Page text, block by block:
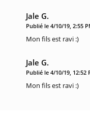
Jale G.
Publié le 4/10/19, 2:55
Mon fils est ravi :)
Jale G.
Publié le 4/10/19, 12:52
Mon fils est ravi :)